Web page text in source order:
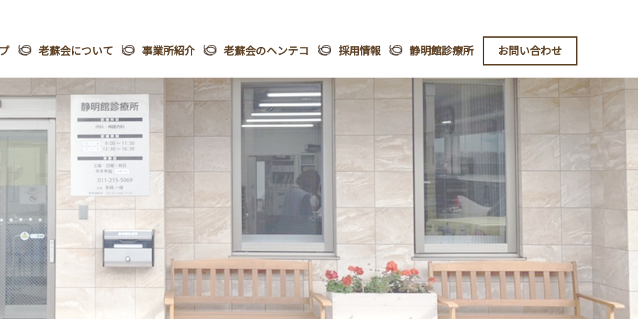
老蘇会について 事業所紹介 老蘇会のヘンテコ 採用情報 静明館診療所 お問い合わせ